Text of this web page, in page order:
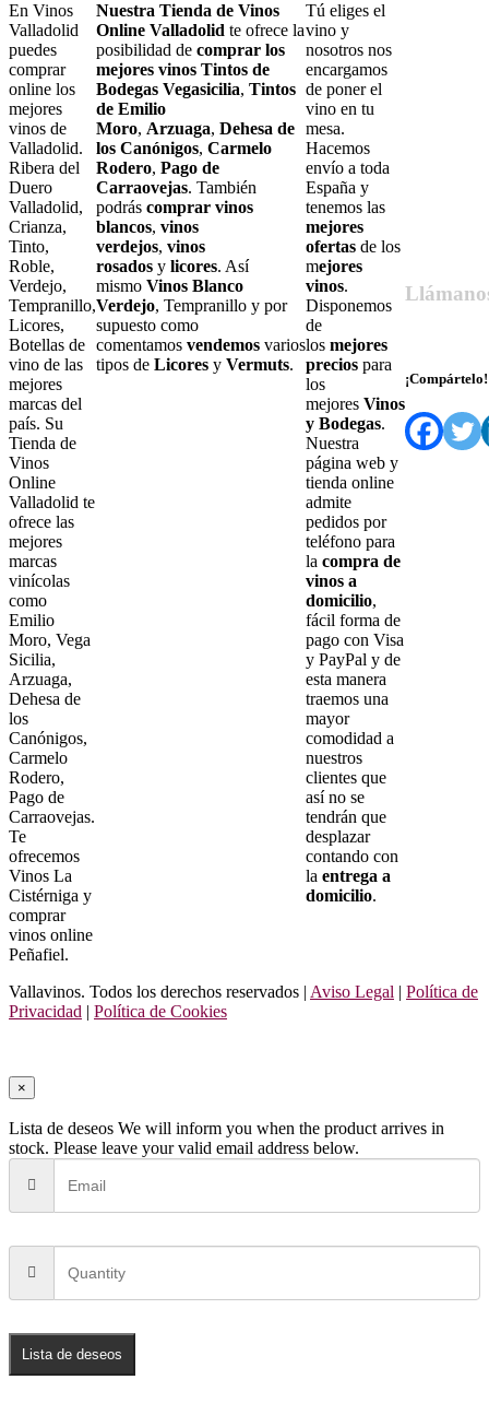
En Vinos
Valladolid
puedes
comprar
online los
mejores
vinos de
Valladolid.
Ribera del
Duero
Valladolid,
Crianza,
Tinto,
Roble,
Verdejo,
Tempranillo,
Licores,
Botellas de
vino de las
mejores
marcas del
país. Su
Tienda de
Vinos
Online
Valladolid te
ofrece las
mejores
marcas
vinícolas
como
Emilio
Moro, Vega
Sicilia,
Arzuaga,
Dehesa de
los
Canónigos,
Carmelo
Rodero,
Pago de
Carraovejas.
Te
ofrecemos
Vinos La
Cistérniga y
comprar
vinos online
Peñafiel.
Nuestra Tienda de Vinos
Online Valladolid te ofrece la
posibilidad de comprar los
mejores vinos Tintos de
Bodegas Vegasicilia, Tintos
de Emilio
Moro, Arzuaga, Dehesa de
los Canónigos, Carmelo
Rodero, Pago de
Carraovejas. También
podrás comprar vinos
blancos, vinos
verdejos, vinos
rosados y licores. Así
mismo Vinos Blanco
Verdejo, Tempranillo y por
supuesto como
comentamos vendemos varios
tipos de Licores y Vermuts.
Tú eliges el
vino y
nosotros nos
encargamos
de poner el
vino en tu
mesa.
Hacemos
envío a toda
España y
tenemos las
mejores
ofertas de los
mejores
vinos.
Disponemos
de
los mejores
precios para
los
mejores Vinos
y Bodegas.
Nuestra
página web y
tienda online
admite
pedidos por
teléfono para
la compra de
vinos a
domicilio,
fácil forma de
pago con Visa
y PayPal y de
esta manera
traemos una
mayor
comodidad a
nuestros
clientes que
así no se
tendrán que
desplazar
contando con
la entrega a
domicilio.
¡Compártelo!
Vallavinos. Todos los derechos reservados | Aviso Legal | Política de
Privacidad | Política de Cookies
×
Lista de deseos We will inform you when the product arrives in
stock. Please leave your valid email address below.
Lista de deseos